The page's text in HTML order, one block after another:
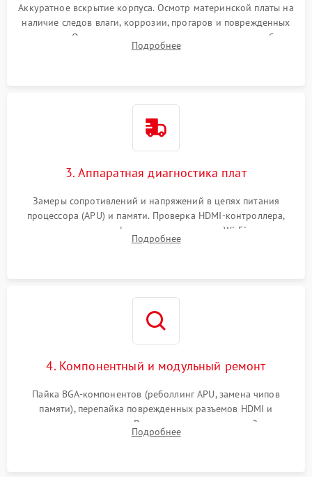
Аккуратное вскрытие корпуса. Осмотр материнской платы на
наличие следов влаги, коррозии, прогаров и поврежденных
элементов. Оценка состояния системы охлаждения, турбины
кулера и степени загрязнения радиатора пылью.
Подробнее
3. Аппаратная диагностика плат
Замеры сопротивлений и напряжений в цепях питания
процессора (APU) и памяти. Проверка HDMI-контроллера,
микросхем флеш-памяти и модуля Wi-Fi
Подробнее
4. Компонентный и модульный ремонт
Пайка BGA-компонентов (реболлинг APU, замена чипов
памяти), перепайка поврежденных разъемов HDMI и
контроллеров питания. Восстановление дорожек. Замена
неисправного жесткого диска, SSD или лазерной головки
Подробнее